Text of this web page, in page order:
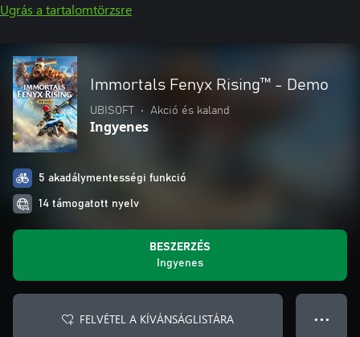
Ugrás a tartalomtörzsre
Immortals Fenyx Rising™ - Demo
UBISOFT • Akció és kaland
Ingyenes
5 akadálymentességi funkció
14 támogatott nyelv
BESZERZÉS
Ingyenes
FELVÉTEL A KÍVÁNSÁGLISTÁRA ● ● ●